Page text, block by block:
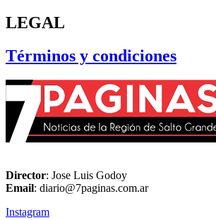
LEGAL
Términos y condiciones
Director: Jose Luis Godoy
Email: diario@7paginas.com.ar
Instagram